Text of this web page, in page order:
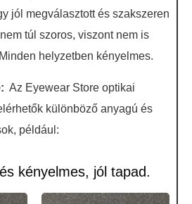
jól megválasztott és szakszeren
túl szoros, viszont nem is
helyzetben kényelmes.
Az Eyewear Store optikai
különböző anyagú és
például:
kényelmes, jól tapad.